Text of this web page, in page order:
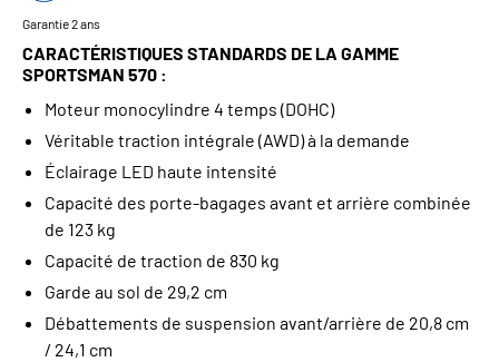
Garantie 2 ans
CARACTÉRISTIQUES STANDARDS DE LA GAMME
SPORTSMAN 570 :
Moteur monocylindre 4 temps (DOHC)
Véritable traction intégrale (AWD) à la demande
Éclairage LED haute intensité
Capacité des porte-bagages avant et arrière combinée
de 123 kg
Capacité de traction de 830 kg
Garde au sol de 29,2 cm
Débattements de suspension avant/arrière de 20,8 cm
/ 24,1 cm